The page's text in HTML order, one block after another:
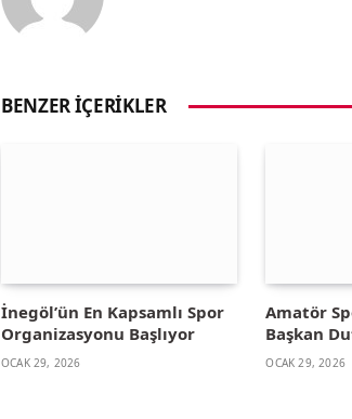
BENZER İÇERIKLER
İnegöl’ün En Kapsamlı Spor
Organizasyonu Başlıyor
OCAK 29, 2026
Amatör
Başkan
OCAK 29, 2026